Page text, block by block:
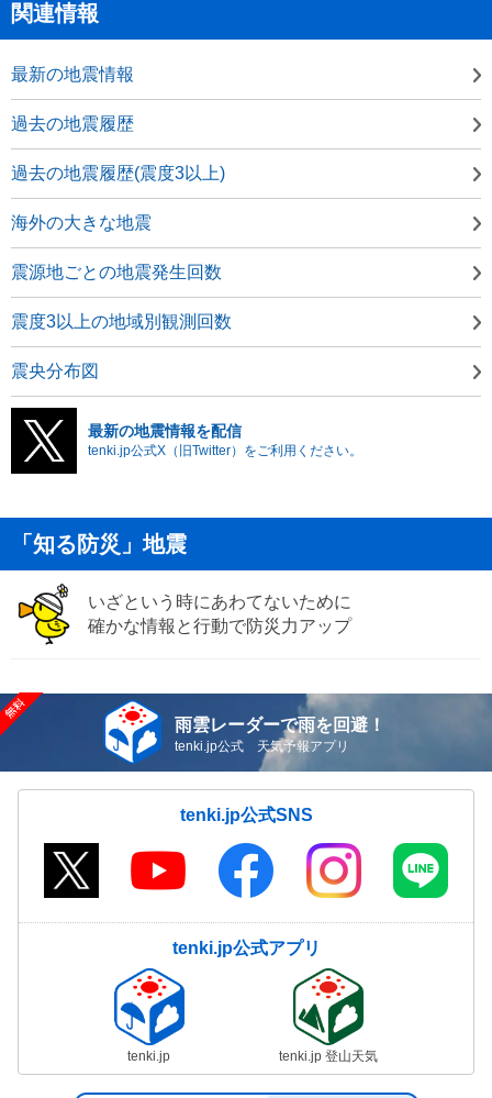
関連情報
最新の地震情報
過去の地震履歴
過去の地震履歴(震度3以上)
海外の大きな地震
震源地ごとの地震発生回数
震度3以上の地域別観測回数
震央分布図
最新の地震情報を配信
tenki.jp公式X（旧Twitter）をご利用ください。
「知る防災」地震
いざという時にあわてないために
確かな情報と行動で防災力アップ
雨雲レーダーで雨を回避！
tenki.jp公式 天気予報アプリ
tenki.jp公式SNS
tenki.jp公式アプリ
tenki.jp tenki.jp 登山天気